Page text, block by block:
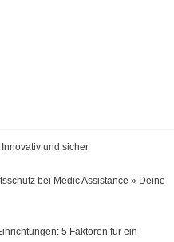
und sicher
bei Medic Assistance » Deine
5 Faktoren für ein